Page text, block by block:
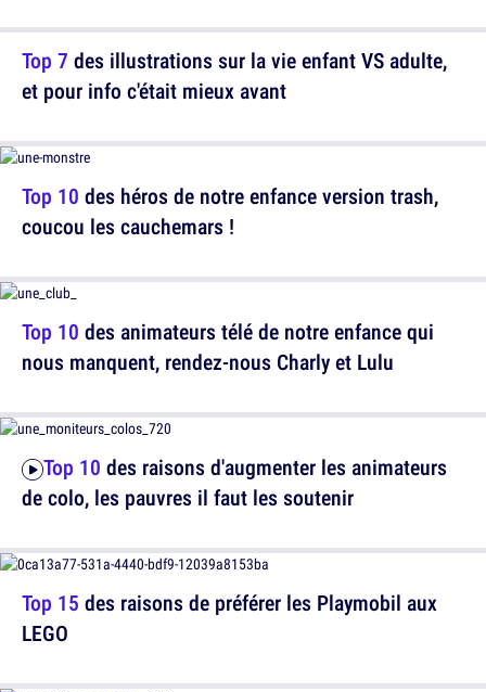
Top 7 des illustrations sur la vie enfant VS adulte,
et pour info c'était mieux avant
Top 10 des animateurs télé de notre enfance qui
nous manquent, rendez-nous Charly et Lulu
Top 15 des raisons de préférer les Playmobil aux
LEGO
Top 10 des héros de notre enfance version trash,
coucou les cauchemars !
Top 10 des raisons d'augmenter les animateurs
de colo, les pauvres il faut les soutenir